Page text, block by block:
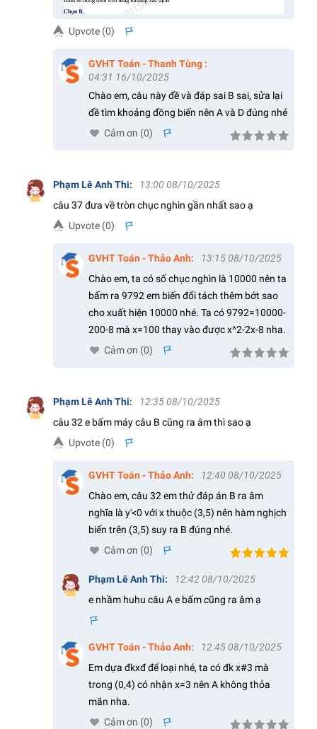
Upvote (0)
GVHT Toán - Thanh Tùng :
04:31 16/10/2025
Chào em, câu này đề và đáp sai B sai, sửa lại
đề tìm khoảng đồng biến nên A và D đúng nhé
Cảm ơn (0)
Phạm Lê Anh Thi:
13:00 08/10/2025
câu 37 đưa về tròn chục nghìn gần nhất sao ạ
Upvote (0)
GVHT Toán - Thảo Anh:
13:15 08/10/2025
Chào em, ta có số chục nghìn là 10000 nên ta
bấm ra 9792 em biến đổi tách thêm bớt sao
cho xuất hiện 10000 nhé. Ta có 9792=10000-
200-8 mà x=100 thay vào được x^2-2x-8 nha.
Cảm ơn (0)
Phạm Lê Anh Thi:
12:35 08/10/2025
câu 32 e bấm máy câu B cũng ra âm thì sao ạ
Upvote (0)
GVHT Toán - Thảo Anh:
12:40 08/10/2025
Chào em, câu 32 em thử đáp án B ra âm
nghĩa là y'<0 với x thuộc (3,5) nên hàm nghịch
biến trên (3,5) suy ra B đúng nhé.
Cảm ơn (0)
Phạm Lê Anh Thi:
12:42 08/10/2025
e nhầm huhu câu A e bấm cũng ra âm ạ
GVHT Toán - Thảo Anh:
12:45 08/10/2025
Em dựa đkxđ để loại nhé, ta có đk x#3 mà
trong (0,4) có nhận x=3 nên A không thỏa
mãn nha.
Cảm ơn (0)